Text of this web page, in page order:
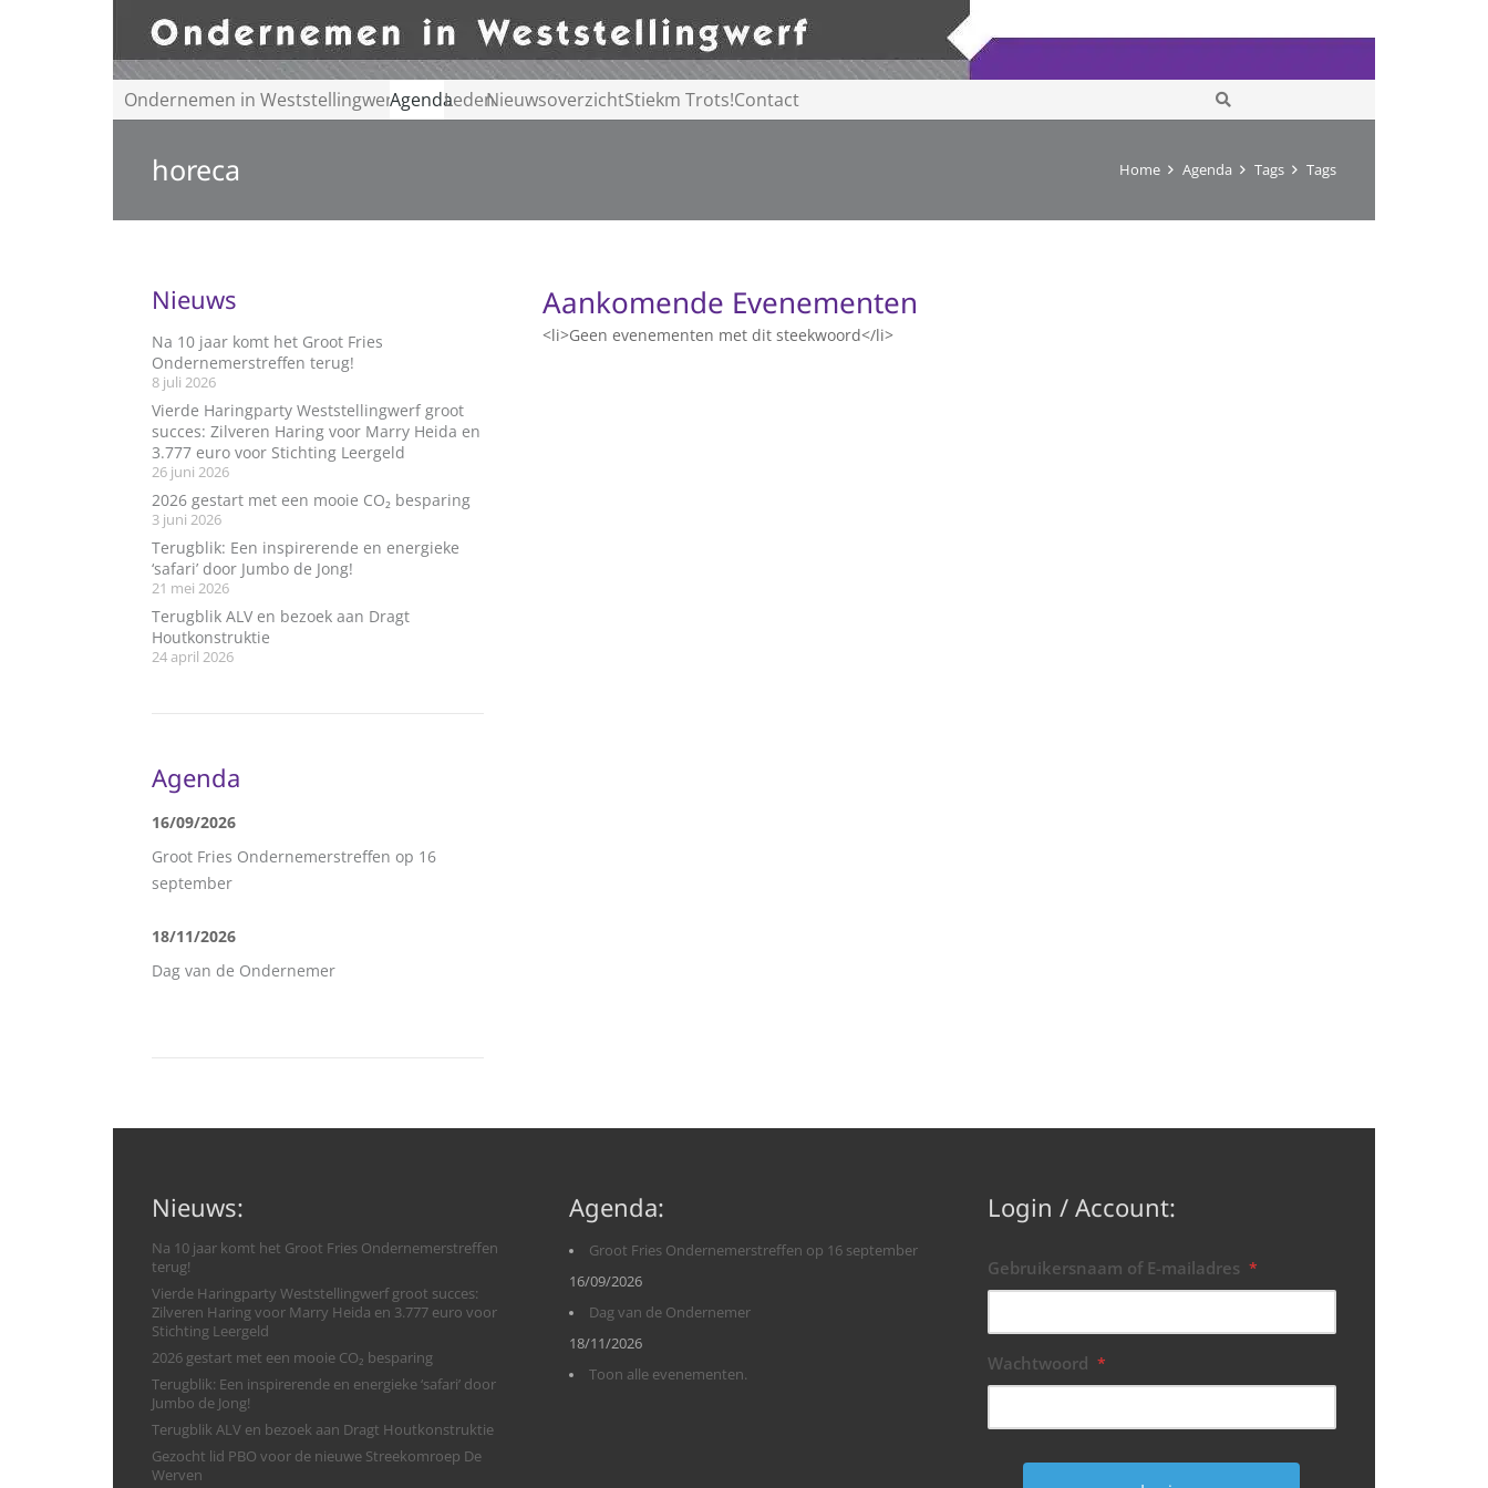
Ondernemen in WeststellingwerfAgendaLedenNieuwsoverzichtStiekm Trots!Contact
horeca Home Agenda Tags Tags
Aankomende Evenementen
<li>Geen evenementen met dit steekwoord</li>
Nieuws
Na 10 jaar komt het Groot Fries
Ondernemerstreffen terug!
8 juli 2026
Vierde Haringparty Weststellingwerf groot
succes: Zilveren Haring voor Marry Heida en
3.777 euro voor Stichting Leergeld
26 juni 2026
2026 gestart met een mooie CO₂ besparing
3 juni 2026
Terugblik: Een inspirerende en energieke
‘safari’ door Jumbo de Jong!
21 mei 2026
Terugblik ALV en bezoek aan Dragt
Houtkonstruktie
24 april 2026
Agenda
16/09/2026
Groot Fries Ondernemerstreffen op 16
september
18/11/2026
Dag van de Ondernemer
Nieuws:
Na 10 jaar komt het Groot Fries Ondernemerstreffen
terug!
Vierde Haringparty Weststellingwerf groot succes:
Zilveren Haring voor Marry Heida en 3.777 euro voor
Stichting Leergeld
2026 gestart met een mooie CO₂ besparing
Terugblik: Een inspirerende en energieke ‘safari’ door
Jumbo de Jong!
Terugblik ALV en bezoek aan Dragt Houtkonstruktie
Gezocht lid PBO voor de nieuwe Streekomroep De
Werven
Agenda:
Groot Fries Ondernemerstreffen op 16 september
16/09/2026
Dag van de Ondernemer
18/11/2026
Toon alle evenementen.
Login / Account:
Gebruikersnaam of E-mailadres *
Wachtwoord *